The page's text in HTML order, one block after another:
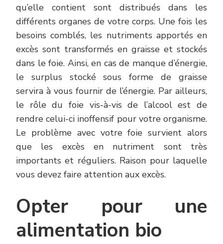
qu’elle contient sont distribués dans les
différents organes de votre corps. Une fois les
besoins comblés, les nutriments apportés en
excès sont transformés en graisse et stockés
dans le foie. Ainsi, en cas de manque d’énergie,
le surplus stocké sous forme de graisse
servira à vous fournir de l’énergie. Par ailleurs,
le rôle du foie vis-à-vis de l’alcool est de
rendre celui-ci inoffensif pour votre organisme.
Le problème avec votre foie survient alors
que les excès en nutriment sont très
importants et réguliers. Raison pour laquelle
vous devez faire attention aux excès.
Opter pour une
alimentation bio